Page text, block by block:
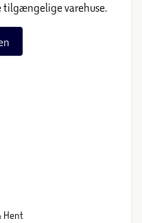
tilgængelige varehuse.
Hent